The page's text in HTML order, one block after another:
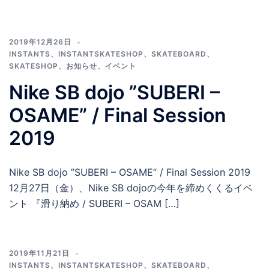
2019年12月26日
INSTANTS、 INSTANTSKATESHOP 、 SKATEBOARD 、
SKATESHOP 、 お知らせ、 イベント
Nike SB dojo ”SUBERI –
OSAME” / Final Session
2019
Nike SB dojo ”SUBERI – OSAME” / Final Session 2019
12月27日（金）、Nike SB dojoの今年を締めくくるイベ
ント 『滑り納め / SUBERI – OSAM […]
2019年11月21日
INSTANTS、 INSTANTSKATESHOP 、 SKATEBOARD 、